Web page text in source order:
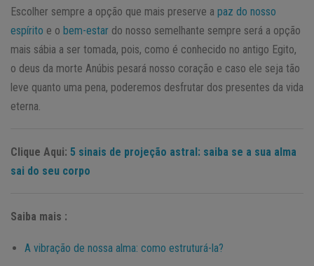
Escolher sempre a opção que mais preserve a paz do nosso
espírito e o bem-estar do nosso semelhante sempre será a opção
mais sábia a ser tomada, pois, como é conhecido no antigo Egito,
o deus da morte Anúbis pesará nosso coração e caso ele seja tão
leve quanto uma pena, poderemos desfrutar dos presentes da vida
eterna.
Clique Aqui: 5 sinais de projeção astral: saiba se a sua alma
sai do seu corpo
Saiba mais :
A vibração de nossa alma: como estruturá-la?